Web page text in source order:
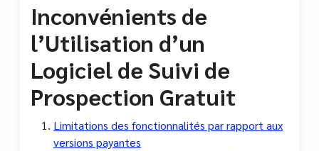
Inconvénients de
l’Utilisation d’un
Logiciel de Suivi de
Prospection Gratuit
Limitations des fonctionnalités par rapport aux
versions payantes